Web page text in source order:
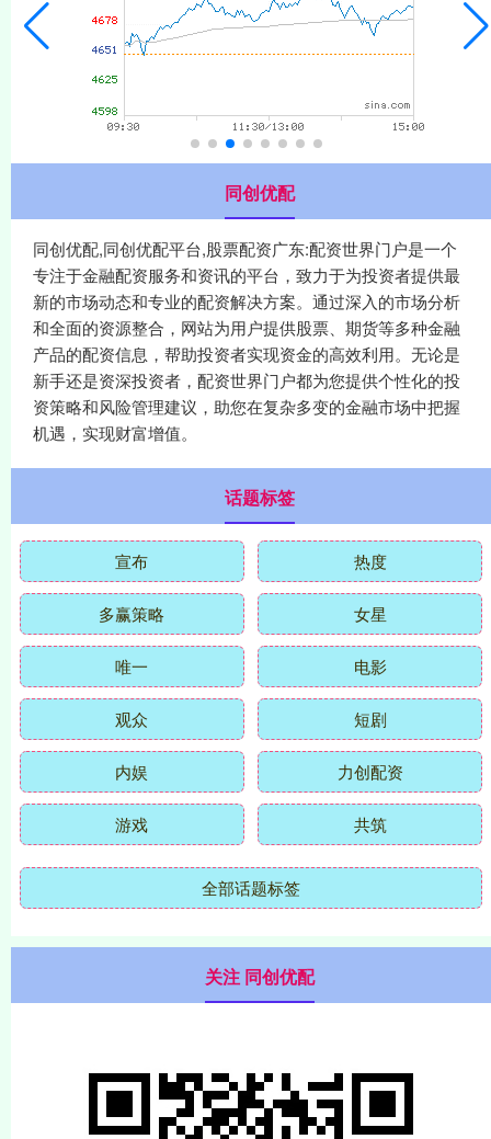
同创优配
同创优配,同创优配平台,股票配资广东:配资世界门户是一个
专注于金融配资服务和资讯的平台，致力于为投资者提供最
新的市场动态和专业的配资解决方案。通过深入的市场分析
和全面的资源整合，网站为用户提供股票、期货等多种金融
产品的配资信息，帮助投资者实现资金的高效利用。无论是
新手还是资深投资者，配资世界门户都为您提供个性化的投
资策略和风险管理建议，助您在复杂多变的金融市场中把握
机遇，实现财富增值。
话题标签
宣布 热度
多赢策略 女星
唯一 电影
观众 短剧
内娱 力创配资
游戏 共筑
全部话题标签
关注 同创优配